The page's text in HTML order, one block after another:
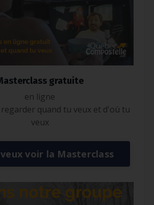
gratuite
en ligne
quand tu veux et d'où tu
veux
veux voir la Masterclass